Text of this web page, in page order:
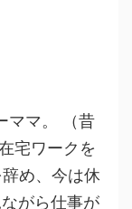
ママ。 （昔
宅ワークを
め、今は休
がら仕事が